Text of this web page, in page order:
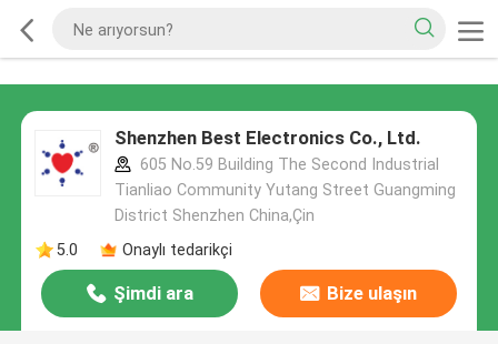
Shenzhen Best Electronics Co., Ltd.
605 No.59 Building The Second Industrial
Tianliao Community Yutang Street Guangming
District Shenzhen China,Çin
5.0
Onaylı tedarikçi
Şimdi ara Bize ulaşın